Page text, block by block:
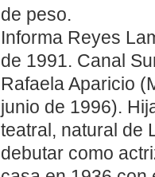
de peso.
Informa Reyes
de 1991. Canal
Rafaela Aparicio
junio de 1996).
teatral, natural de
debutar como